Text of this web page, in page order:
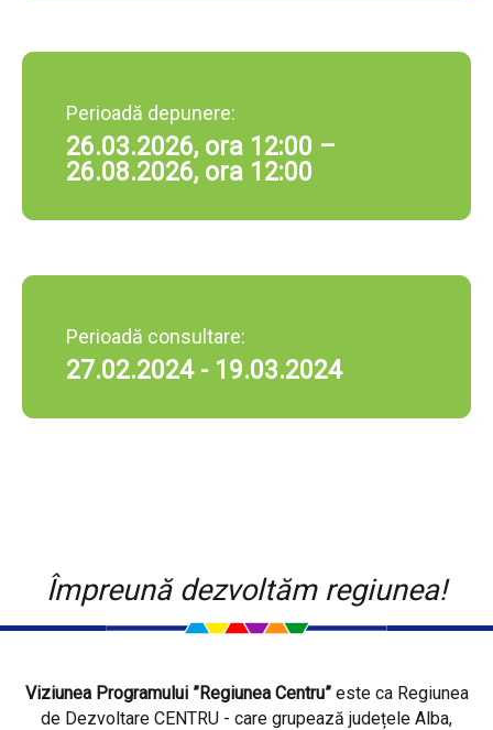
Perioadă depunere:
26.03.2026, ora 12:00 –
26.08.2026, ora 12:00
Perioadă consultare:
27.02.2024 - 19.03.2024
Împreună dezvoltăm regiunea!
Viziunea Programului ”Regiunea Centru”este ca Regiunea
de Dezvoltare CENTRU - care grupează județele Alba,